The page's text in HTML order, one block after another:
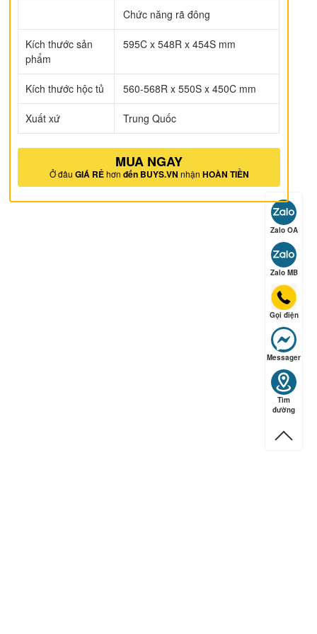
Chức năng rã đông
Kích thước sản
phẩm
595C x 548R x 454S mm
Kích thước hộc tủ 560-568R x 550S x 450C mm
Xuất xứ Trung Quốc
MUA NGAY
Ở đâu GIÁ RẺhơn đến BUYS.VN nhận HOÀN TIỀN
hạng
Zalo OA
Zalo MB
Gọi điện
Messager
Tìm
đường